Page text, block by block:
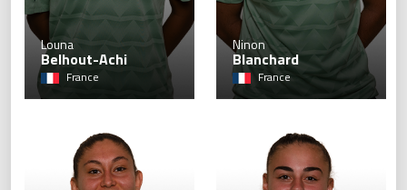
3
Louna
Belhout-Achi
France
Ninon
Blanchard
France